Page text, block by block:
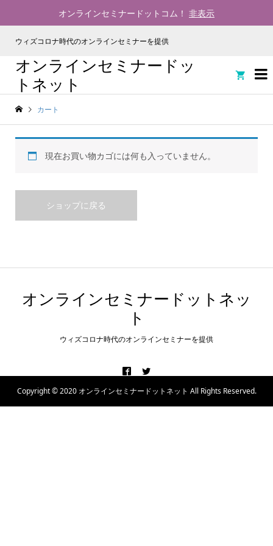
ウィズコロナ時代のオンラインセミナーを提供
オンラインセミナードッ
トネット

カート
現在お買い物カゴには何も入っていません。
ショップに戻る
オンラインセミナードットネッ
ト
ウィズコロナ時代のオンラインセミナーを提供
Copyright © 2020 オンラインセミナードットネット All Rights Reserved.
オンラインセミナードットコム！ 非表示